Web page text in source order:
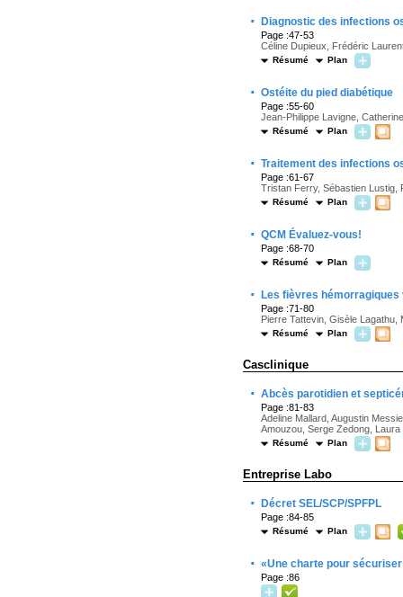
· Diagnostic des infections
Page :47-53
Céline Dupieux, Frédéric
Résumé Plan
· Ostéite du pied diabétique
Page :55-60
Jean-Philippe Lavigne,
Résumé Plan
· Traitement des infections
Page :61-67
Tristan Ferry, Sébastien Lustig,
Résumé Plan
· QCM Évaluez-vous!
Page :68-70
Résumé Plan
· Les fièvres hémorragiques
Page :71-80
Pierre Tattevin, Gisèle
Résumé Plan
Casclinique
· Abcès parotidien et
Page :81-83
Adeline Mallard, Augustin
Amouzou, Serge Zedong, Laura
Résumé Plan
Entreprise Labo
· Décret SEL/SCP/SPFPL
Page :84-85
Résumé Plan
· «Une charte pour
Page :86